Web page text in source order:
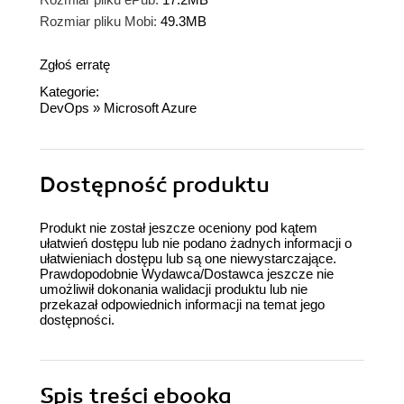
Rozmiar pliku Mobi: 49.3MB
Zgłoś erratę
Kategorie:
DevOps » Microsoft Azure
Dostępność produktu
Produkt nie został jeszcze oceniony pod kątem
ułatwień dostępu lub nie podano żadnych informacji o
ułatwieniach dostępu lub są one niewystarczające.
Prawdopodobnie Wydawca/Dostawca jeszcze nie
umożliwił dokonania walidacji produktu lub nie
przekazał odpowiednich informacji na temat jego
dostępności.
Spis treści ebooka